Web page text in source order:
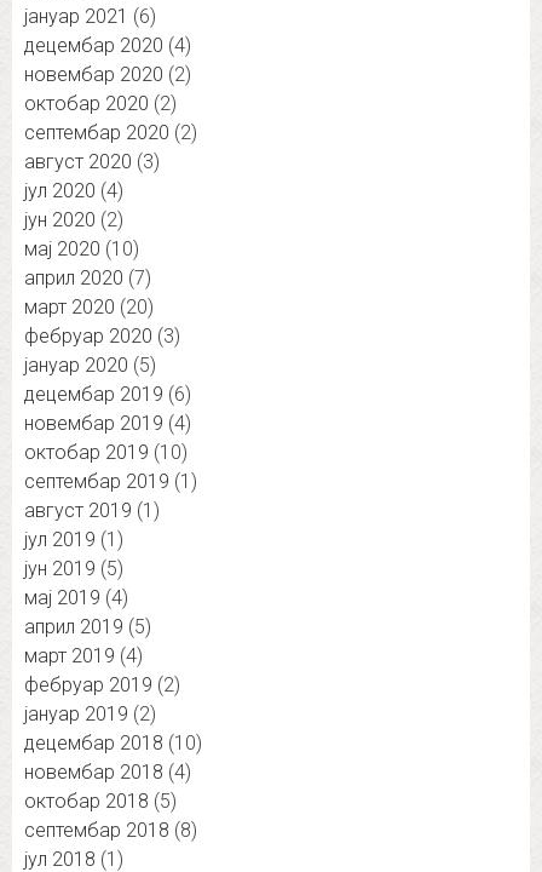
јануар 2021 (6)
децембар 2020 (4)
новембар 2020 (2)
октобар 2020 (2)
септембар 2020 (2)
август 2020 (3)
јул 2020 (4)
јун 2020 (2)
мај 2020 (10)
април 2020 (7)
март 2020 (20)
фебруар 2020 (3)
јануар 2020 (5)
децембар 2019 (6)
новембар 2019 (4)
октобар 2019 (10)
септембар 2019 (1)
август 2019 (1)
јул 2019 (1)
јун 2019 (5)
мај 2019 (4)
април 2019 (5)
март 2019 (4)
фебруар 2019 (2)
јануар 2019 (2)
децембар 2018 (10)
новембар 2018 (4)
октобар 2018 (5)
септембар 2018 (8)
јул 2018 (1)